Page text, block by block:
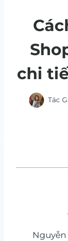
chi
Tác